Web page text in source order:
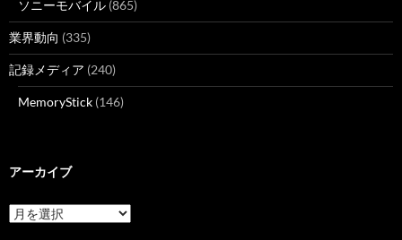
ソニーモバイル (865)
業界動向 (335)
記録メディア (240)
MemoryStick (146)
アーカイブ
ア
ー